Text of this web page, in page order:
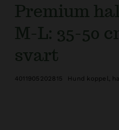
Premium
M-L: 35-50
svart
4011905202815 Hund koppel,